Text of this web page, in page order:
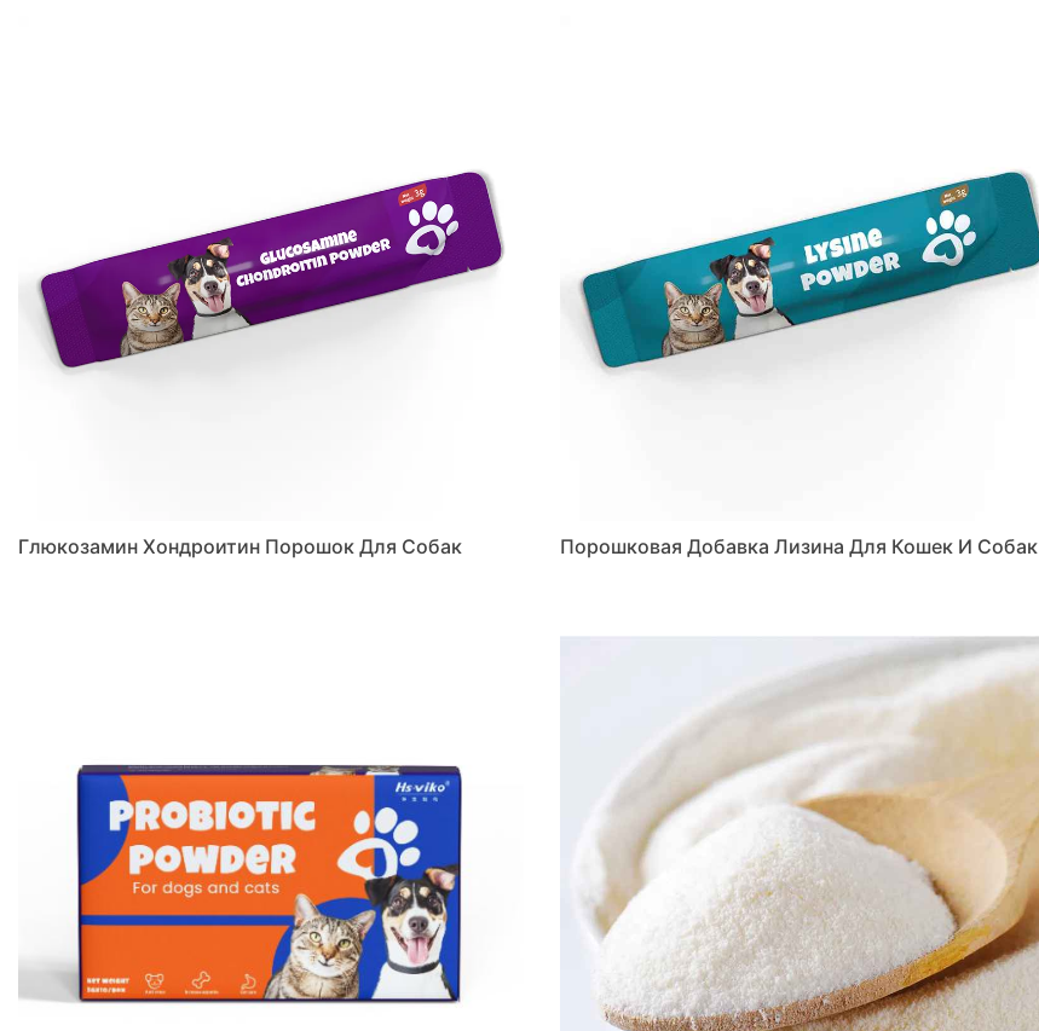
Глюкозамин Хондроитин Порошок Для Собак Порошковая Добавка Лизина Для Кошек И Собак